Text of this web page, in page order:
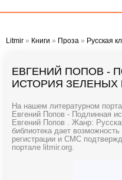
Litmir » Книги » Проза » Русская
ЕВГЕНИЙ ПОПОВ -
ИСТОРИЯ ЗЕЛЕНЫХ
На нашем литературном
Евгений Попов - Подлинная
Евгений Попов . Жанр:
библиотека дает
регистрации и СМС
портале litmir.org.